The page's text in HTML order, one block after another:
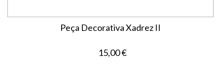
Peça Decorativa Xadrez II
15,00 €